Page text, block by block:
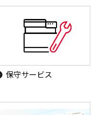
保守サービス